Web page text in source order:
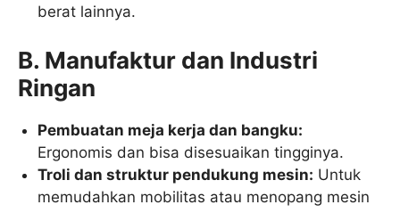
berat lainnya.
B. Manufaktur dan Industri
Ringan
Pembuatan meja kerja dan bangku:
Ergonomis dan bisa disesuaikan tingginya.
Troli dan struktur pendukung mesin: Untuk
memudahkan mobilitas atau menopang mesin